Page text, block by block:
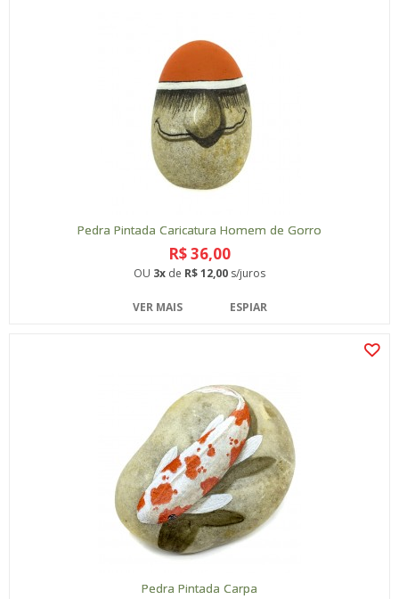
Pedra Pintada Caricatura Homem de Gorro
R$ 36,00
OU 3x de R$ 12,00 s/juros
VER MAIS ESPIAR
Pedra Pintada Carpa